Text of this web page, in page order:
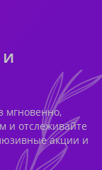
мгновенно,
и отслеживайте
акции и